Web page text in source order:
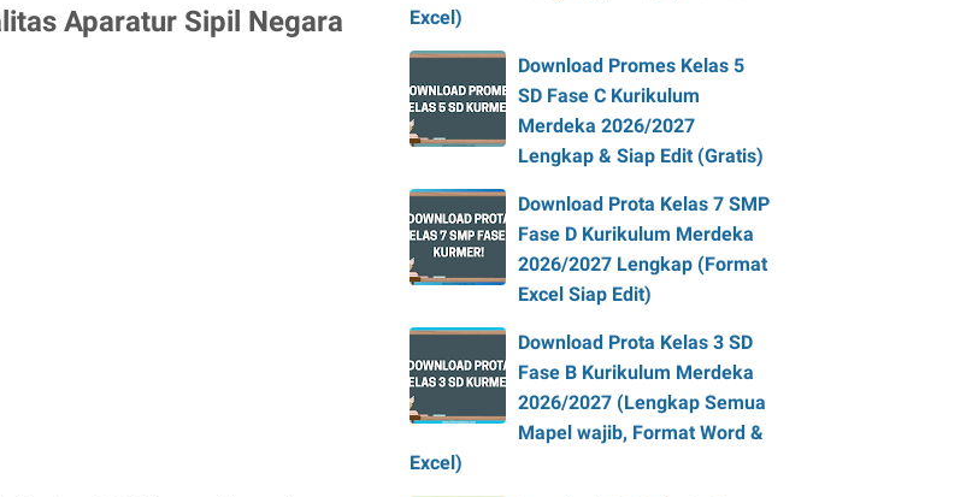
Aparatur Sipil Negara
Excel)
Download Promes Kelas 5
SD Fase C Kurikulum
Merdeka 2026/2027
Lengkap & Siap Edit (Gratis)
Download Prota Kelas 7 SMP
Fase D Kurikulum Merdeka
2026/2027 Lengkap (Format
Excel Siap Edit)
Download Prota Kelas 3 SD
Fase B Kurikulum Merdeka
2026/2027 (Lengkap Semua
Mapel wajib, Format Word &
Excel)